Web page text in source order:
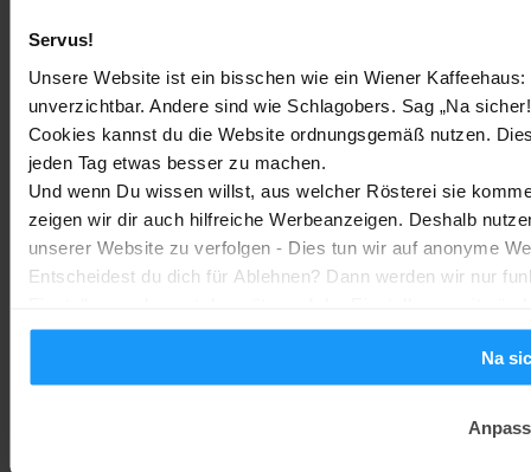
Servus!
Unsere Website ist ein bisschen wie ein Wiener
unverzichtbar. Andere sind wie Schlagobers. Sag „Na
Cookies kannst du die Website ordnungsgemäß nutzen.
jeden Tag etwas besser zu machen.
Und wenn Du wissen willst, aus welcher Rösterei sie
zeigen wir dir auch hilfreiche Werbeanzeigen. Deshalb
unserer Website zu verfolgen - Dies tun wir auf anonyme
Entscheidest du dich für Ablehnen? Dann werden wir nur
Na
Sony WH-CH730N geleakt: Alles zu Sonys neuen Budget-
Kopfhörern
Trends & Technologien Marc - 2. August 2026
Homematic IP Kamera: Die neue Kamerafamilie im Überblick
Smarte Sicherheit Marc - 1. August 2026